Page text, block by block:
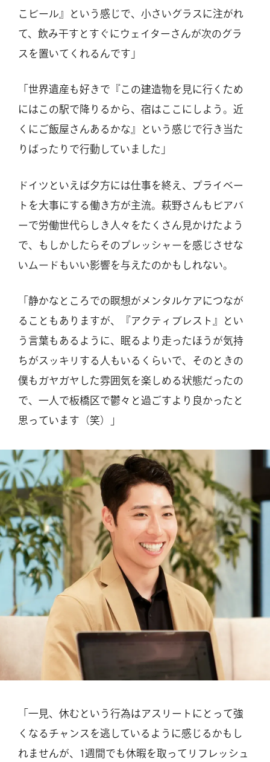
こビール』という感じで、小さいグラスに注がれ
て、飲み干すとすぐにウェイターさんが次のグラ
スを置いてくれるんです」
「世界遺産も好きで『この建造物を見に行くため
にはこの駅で降りるから、宿はここにしよう。近
くにご飯屋さんあるかな』という感じで行き当た
りばったりで行動していました」
ドイツといえば夕方には仕事を終え、プライベー
トを大事にする働き方が主流。萩野さんもビアバ
ーで労働世代らしき人々をたくさん見かけたよう
で、もしかしたらそのプレッシャーを感じさせな
いムードもいい影響を与えたのかもしれない。
「静かなところでの瞑想がメンタルケアにつなが
ることもありますが、『アクティブレスト』とい
う言葉もあるように、眠るより走ったほうが気持
ちがスッキリする人もいるくらいで、そのときの
僕もガヤガヤした雰囲気を楽しめる状態だったの
で、一人で板橋区で鬱々と過ごすより良かったと
思っています（笑）」
「一見、休むという行為はアスリートにとって強
くなるチャンスを逃しているように感じるかもし
れませんが、1週間でも休暇を取ってリフレッシュ